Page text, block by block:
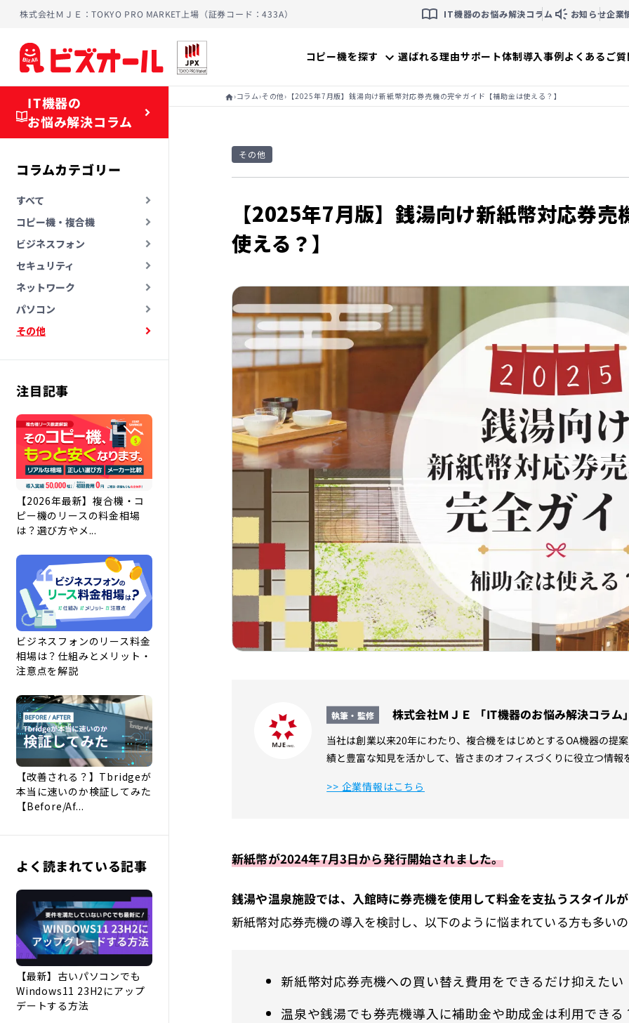
株式会社ＭＪＥ：TOKYO PRO MARKET上場（証券コード：433A） import_contacts IT機器のお悩み解決コラム brand_awareness お知らせ企業
コピー機を探す expand_more 選ばれる理由サポート体制導入事例よくあるご
IT機器の
お悩み解決コラム
コラムカテゴリー
すべて
コピー機・複合機
ビジネスフォン
セキュリティ
ネットワーク
パソコン
その他
注目記事
【2026年最新】複合機・コ
ピー機のリースの料金相場
は？選び方やメ...
ビジネスフォンのリース料金
相場は？仕組みとメリット・
注意点を解説
【改善される？】Tbridgeが
本当に速いのか検証してみた
【Before/Af...
よく読まれている記事
【最新】古いパソコンでも
Windows11 23H2にアップ
デートする方法
home›コラム›その他› 【2025年7月版】銭湯向け新紙幣対応券売機の完全ガイド【補助金は使える？】
その他
【2025年7月版】銭湯向け新紙幣対応券
使える？】
執筆・監修 株式会社ＭＪＥ 「IT機器のお悩み解決コラム
当社は創業以来20年にわたり、複合機をはじめとするOA機器の提
績と豊富な知見を活かして、皆さまのオフィスづくりに役立つ情報
>> 企業情報はこちら
新紙幣が2024年7月3日から発行開始されました。
銭湯や温泉施設では、入館時に券売機を使用して料金を支払うスタイル
新紙幣対応券売機の導入を検討し、以下のように悩まれている方も多い
新紙幣対応券売機への買い替え費用をできるだけ抑えたい
温泉や銭湯でも券売機導入に補助金や助成金は利用できる